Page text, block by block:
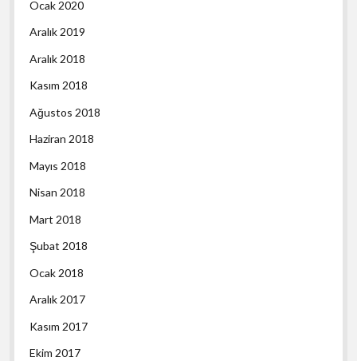
Ocak 2020
Aralık 2019
Aralık 2018
Kasım 2018
Ağustos 2018
Haziran 2018
Mayıs 2018
Nisan 2018
Mart 2018
Şubat 2018
Ocak 2018
Aralık 2017
Kasım 2017
Ekim 2017